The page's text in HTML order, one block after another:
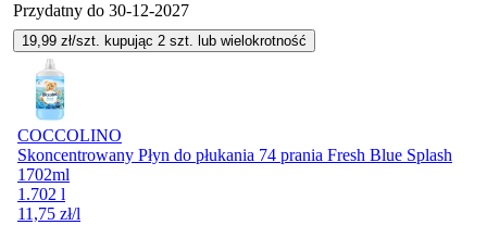
Przydatny do 30-12-2027
19,99 zł/szt. kupując 2 szt. lub wielokrotność
COCCOLINO
Skoncentrowany Płyn do płukania 74 prania Fresh Blue Splash
1702ml
1.702 l
11,75 zł/l